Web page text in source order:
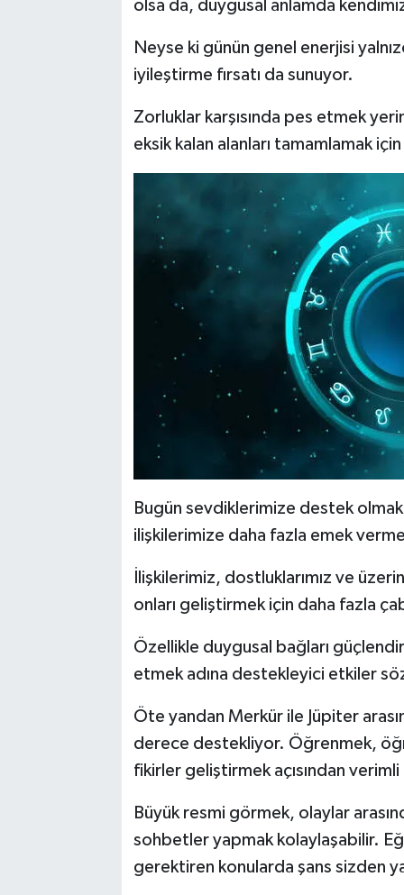
olsa da, duygusal anlamda
Neyse ki günün genel enerjisi
iyileştirme fırsatı da sunuyor.
Zorluklar karşısında pes etmek
eksik kalan alanları tamamlamak
Bugün sevdiklerimize destek
ilişkilerimize daha fazla emek
İlişkilerimiz, dostluklarımız ve
onları geliştirmek için daha fazla
Özellikle duygusal bağları
etmek adına destekleyici etkiler
Öte yandan Merkür ile Jüpiter
derece destekliyor. Öğrenmek,
fikirler geliştirmek açısından
Büyük resmi görmek, olaylar
sohbetler yapmak kolaylaşabilir.
gerektiren konularda şans sizden